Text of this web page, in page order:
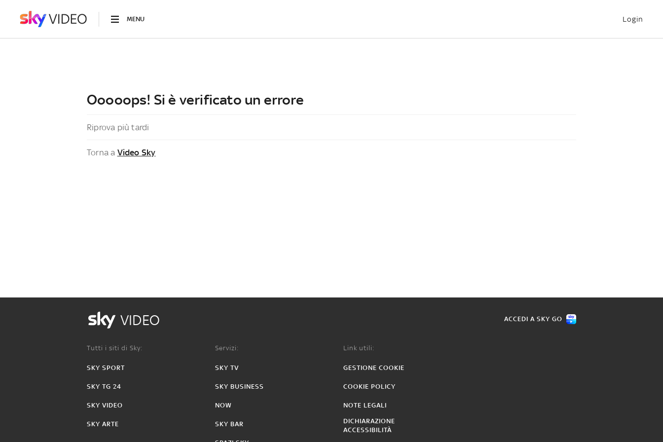
MENU Login
Ooooops! Si è verificato un errore
Riprova più tardi
Torna a Video Sky
VIDEO ACCEDI A SKY GO
Tutti i siti di Sky:
SKY SPORT
SKY TG 24
SKY VIDEO
SKY ARTE
Servizi:
SKY TV
SKY BUSINESS
NOW
SKY BAR
Link utili:
GESTIONE COOKIE
COOKIE POLICY
NOTE LEGALI
DICHIARAZIONE
ACCESSIBILITÀ